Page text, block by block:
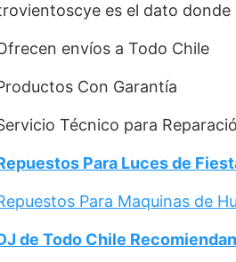
es el dato
envíos a Todo Chile
Con Garantía
Técnico para
Para Luces de
Para Maquinas de
de Todo Chile